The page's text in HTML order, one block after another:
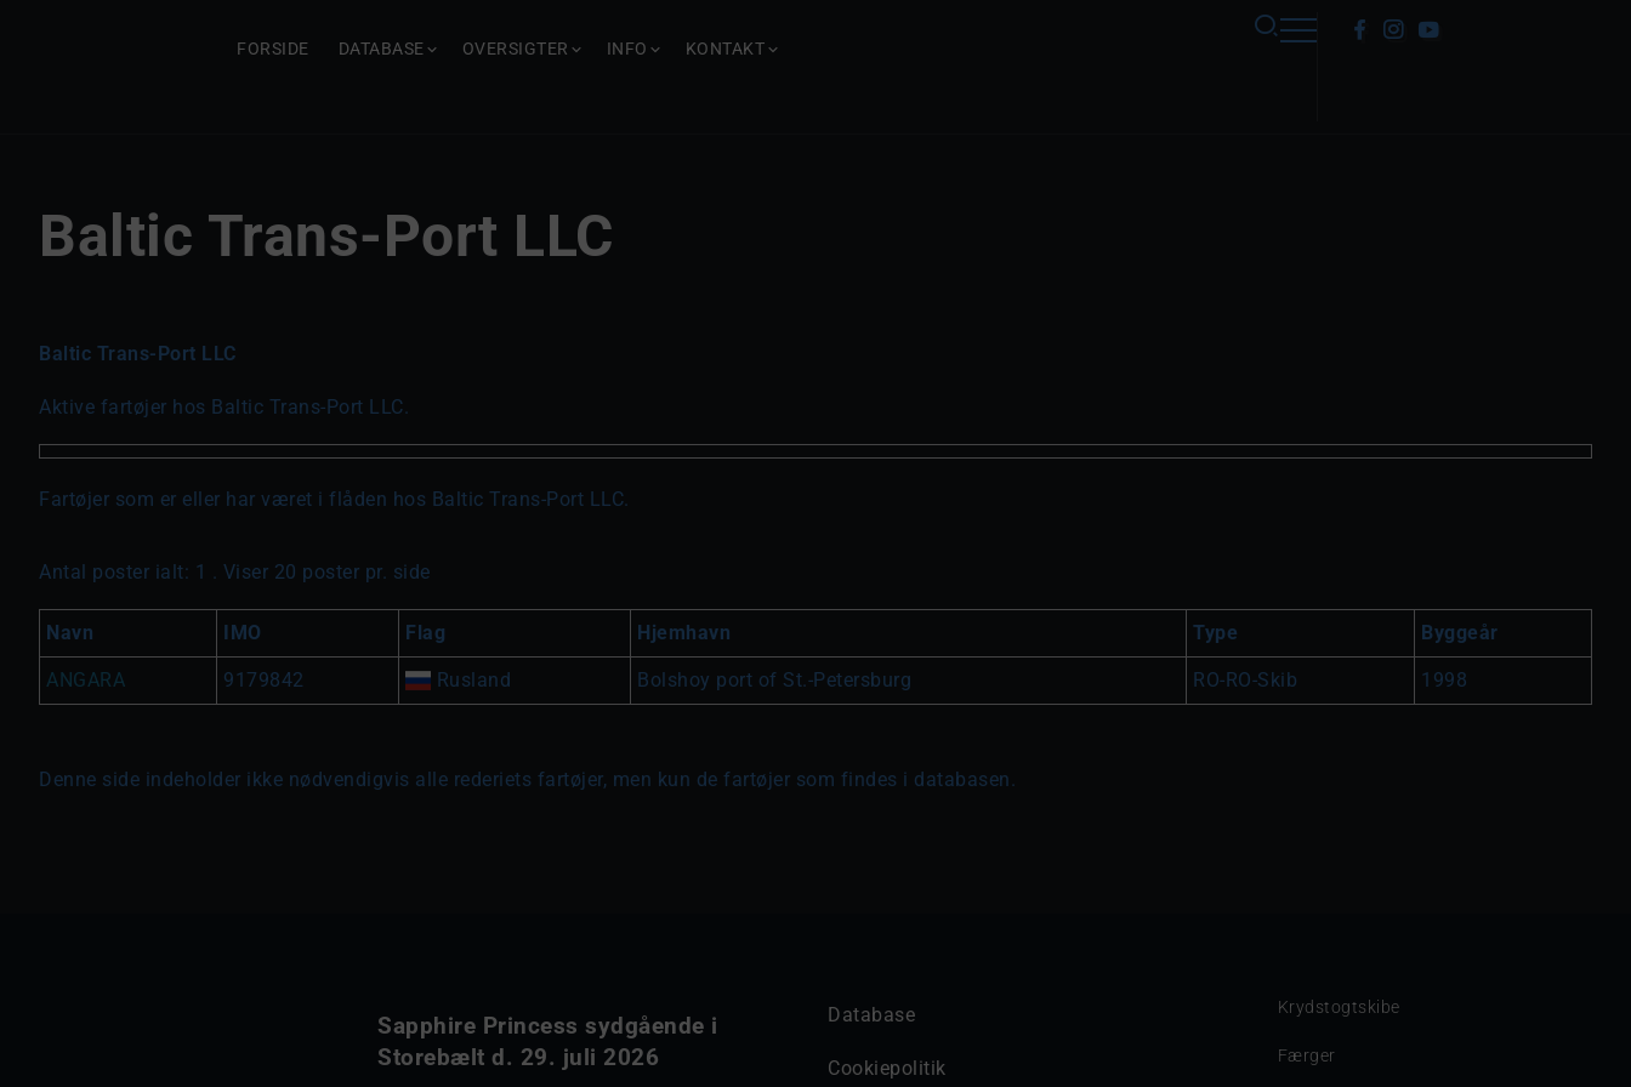
FORSIDE DATABASE OVERSIGTER INFO KONTAKT
Baltic Trans-Port LLC
Baltic Trans-Port LLC
Aktive fartøjer hos Baltic Trans-Port LLC.
Fartøjer som er eller har været i flåden hos Baltic Trans-Port LLC.
Antal poster ialt: 1 . Viser 20 poster pr. side
Navn IMO Flag Hjemhavn Type Byggeår
ANGARA 9179842 Rusland Bolshoy port of St.-Petersburg RO-RO-Skib 1998
Denne side indeholder ikke nødvendigvis alle rederiets fartøjer, men kun de fartøjer som findes i databasen.
Sapphire Princess sydgående i
Storebælt d. 29. juli 2026
Database
Cookiepolitik
Krydstogtskibe
Færger